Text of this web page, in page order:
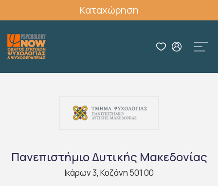
Καταχώρηση
Πανεπιστήμιο Δυτικής Μακεδονίας
Ικάρων 3, Κοζάνη 501 00